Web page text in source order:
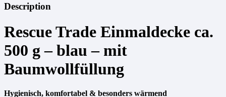
Description
Rescue Trade Einmaldecke ca.
500 g – blau – mit
Baumwollfüllung
Hygienisch, komfortabel & besonders wärmend